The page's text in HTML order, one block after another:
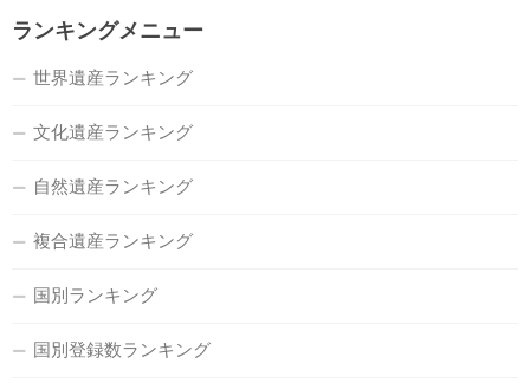
ランキングメニュー
世界遺産ランキング
文化遺産ランキング
自然遺産ランキング
複合遺産ランキング
国別ランキング
国別登録数ランキング